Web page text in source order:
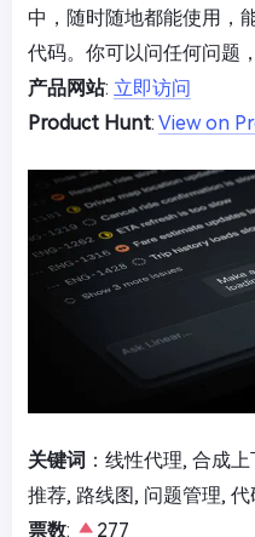
中，随时随地都能使用，
代码。你可以问任何问题
产品网站: 立即访问
Product Hunt: View on
关键词 ：线性代理, 合成
推荐, 路线图, 问题管理,
票数: 277